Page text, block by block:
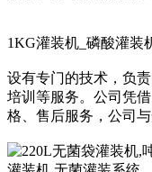
1KG灌装机_磷酸灌装
设有专门的技术，负
培训等服务。公司凭
格、售后服务，公司